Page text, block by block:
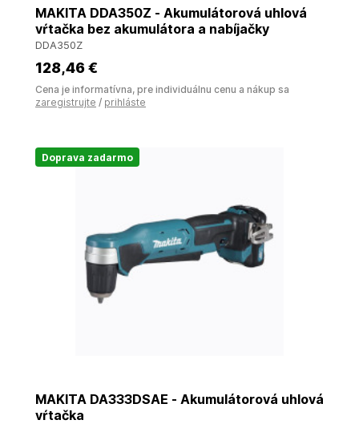
MAKITA DDA350Z - Akumulátorová uhlová
vŕtačka bez akumulátora a nabíjačky
DDA350Z
128,46 €
Cena je informatívna, pre individuálnu cenu a nákup sa
zaregistrujte / prihláste
Doprava zadarmo
MAKITA DA333DSAE - Akumulátorová uhlová
vŕtačka